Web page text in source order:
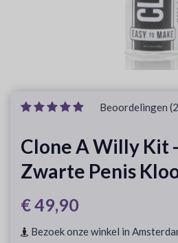
Beoordelingen
Clone A Willy Kit
Zwarte Penis
€ 49,90
Bezoek onze winkel in